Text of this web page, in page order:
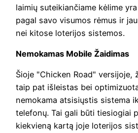
laimių suteikiančiame kėlime
pagal savo visumos rėmus ir
nei kitose loterijos sistemos.
Nemokamas Mobile Žaidimas
Šioje "Chicken Road" versijoje,
taip pat išleistas bei
nemokama atsisiųstis sistema
telefonų. Tai gali būti tiesiogiai
kiekvieną kartą joje loterijos